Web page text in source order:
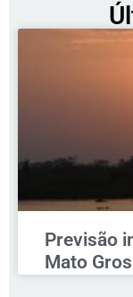
Previsão
Mato